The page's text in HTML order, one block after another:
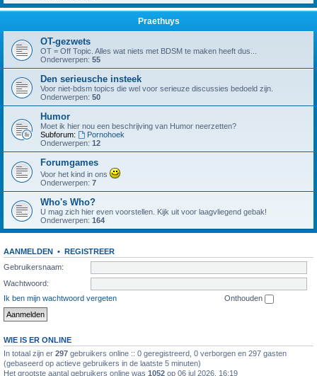
Praethuys
OT-gezwets
OT = Off Topic. Alles wat niets met BDSM te maken heeft dus...
Onderwerpen: 55
Den serieusche insteek
Voor niet-bdsm topics die wel voor serieuze discussies bedoeld zijn.
Onderwerpen: 50
Humor
Moet ik hier nou een beschrijving van Humor neerzetten?
Subforum:
Pornohoek
Onderwerpen: 12
Forumgames
Voor het kind in ons
Onderwerpen: 7
Who's Who?
U mag zich hier even voorstellen. Kijk uit voor laagvliegend gebak!
Onderwerpen: 164
AANMELDEN • REGISTREER
Gebruikersnaam:
Wachtwoord:
Ik ben mijn wachtwoord vergeten
Onthouden
WIE IS ER ONLINE
In totaal zijn er 297 gebruikers online :: 0 geregistreerd, 0 verborgen en 297 gasten
(gebaseerd op actieve gebruikers in de laatste 5 minuten)
Het grootste aantal gebruikers online was 1052 op 06 jul 2026, 16:19